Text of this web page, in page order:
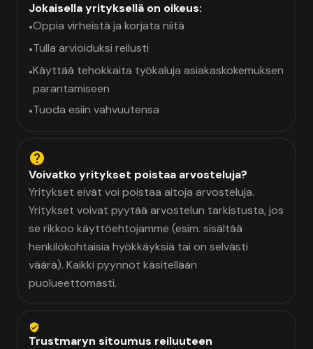
Jokaisella yrityksellä on oikeus:
•Oppia virheistä ja korjata niitä
•Tulla arvioiduksi reilusti
•Käyttää tehokkaita työkaluja asiakaskokemuksen
parantamiseen
•Tuoda esiin vahvuutensa
Voivatko yritykset poistaa arvosteluja?
Yritykset eivät voi poistaa aitoja arvosteluja.
Yritykset voivat pyytää arvostelun tarkistusta, jos
se rikkoo käyttöehtojamme (esim. sisältää
henkilökohtaisia hyökkäyksiä tai on selvästi
väärä). Kaikki pyynnöt käsitellään
puolueettomasti.
Trustmaryn sitoumus reiluuteen